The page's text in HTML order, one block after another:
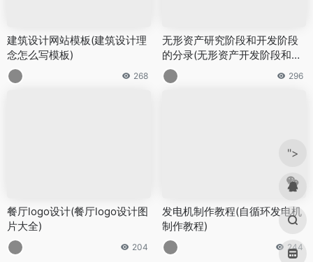
建筑设计网站模板(建筑设计理
念怎么写模板)
268
无形资产研究阶段和开发阶段
的分录(无形资产开发阶段和研
究阶段支出)
296
餐厅logo设计(餐厅logo设计图
片大全)
204
发电机制作教程(自循环发电机
制作教程)
244
">